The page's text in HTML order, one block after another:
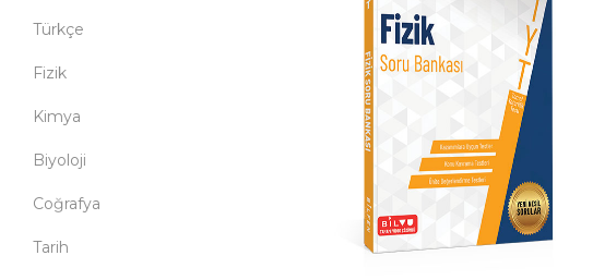
Türkçe
Fizik
Kimya
Biyoloji
Coğrafya
Tarih